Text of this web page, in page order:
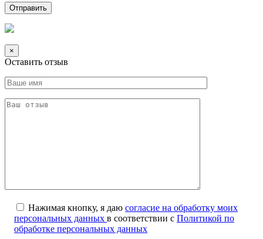
×
Оставить отзыв
Нажимая кнопку, я даю согласие на обработку моих
персональных данных в соответствии с Политикой по
обработке персональных данных